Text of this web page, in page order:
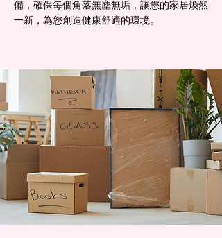
備，確保每個角落無塵無垢，讓您的家居煥然
一新，為您創造健康舒適的環境。